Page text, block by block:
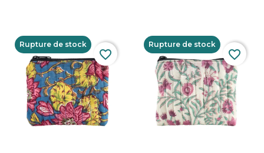
Rupture de stock
favorite_border
Rupture de stock
favorite_border